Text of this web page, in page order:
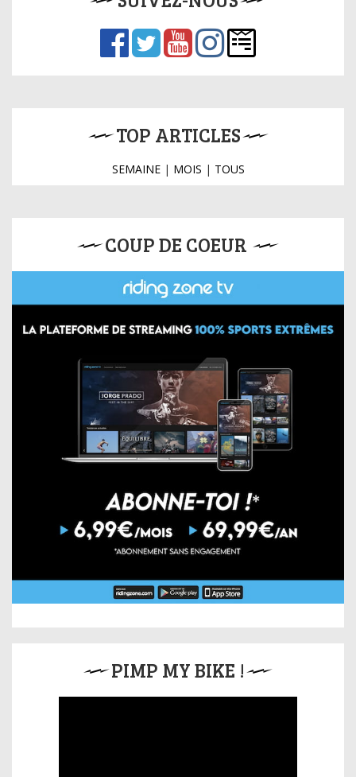
TOP ARTICLES
SEMAINE| MOIS | TOUS
COUP DE COEUR
PIMP MY BIKE !